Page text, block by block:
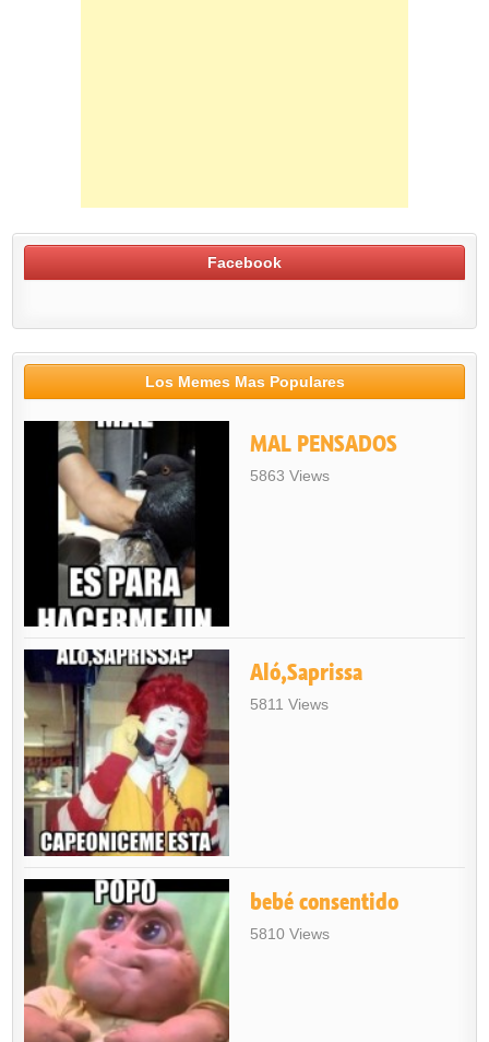
Facebook
Los Memes Mas Populares
MAL PENSADOS
5863 Views
Aló,Saprissa
5811 Views
bebé consentido
5810 Views